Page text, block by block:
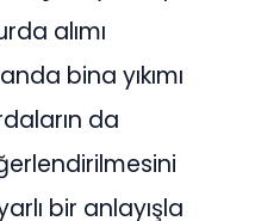
alımı
bina yıkımı
da
bir anlayışla